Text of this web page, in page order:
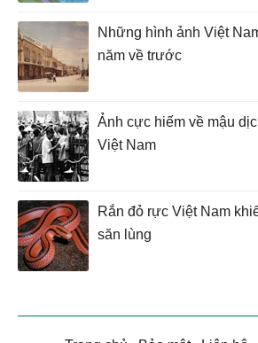
Những hình ảnh Việt
năm về trước
Ảnh cực hiếm về mậu
Việt Nam
Rắn đỏ rực Việt Nam
săn lùng